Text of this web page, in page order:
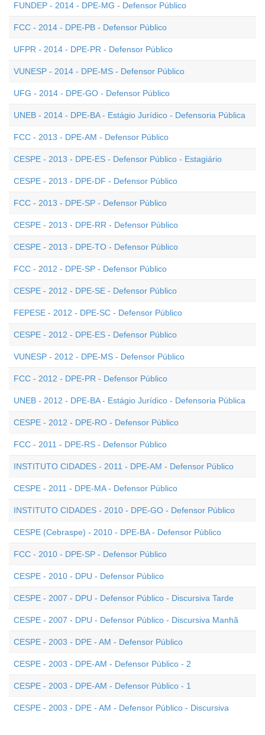
FUNDEP - 2014 - DPE-MG - Defensor Público
FCC - 2014 - DPE-PB - Defensor Público
UFPR - 2014 - DPE-PR - Defensor Público
VUNESP - 2014 - DPE-MS - Defensor Público
UFG - 2014 - DPE-GO - Defensor Público
UNEB - 2014 - DPE-BA - Estágio Jurídico - Defensoria Pública
FCC - 2013 - DPE-AM - Defensor Público
CESPE - 2013 - DPE-ES - Defensor Público - Estagiário
CESPE - 2013 - DPE-DF - Defensor Público
FCC - 2013 - DPE-SP - Defensor Público
CESPE - 2013 - DPE-RR - Defensor Público
CESPE - 2013 - DPE-TO - Defensor Público
FCC - 2012 - DPE-SP - Defensor Público
CESPE - 2012 - DPE-SE - Defensor Público
FEPESE - 2012 - DPE-SC - Defensor Público
CESPE - 2012 - DPE-ES - Defensor Público
VUNESP - 2012 - DPE-MS - Defensor Público
FCC - 2012 - DPE-PR - Defensor Público
UNEB - 2012 - DPE-BA - Estágio Jurídico - Defensoria Pública
CESPE - 2012 - DPE-RO - Defensor Público
FCC - 2011 - DPE-RS - Defensor Público
INSTITUTO CIDADES - 2011 - DPE-AM - Defensor Público
CESPE - 2011 - DPE-MA - Defensor Público
INSTITUTO CIDADES - 2010 - DPE-GO - Defensor Público
CESPE (Cebraspe) - 2010 - DPE-BA - Defensor Público
FCC - 2010 - DPE-SP - Defensor Público
CESPE - 2010 - DPU - Defensor Público
CESPE - 2007 - DPU - Defensor Público - Discursiva Tarde
CESPE - 2007 - DPU - Defensor Público - Discursiva Manhã
CESPE - 2003 - DPE - AM - Defensor Público
CESPE - 2003 - DPE-AM - Defensor Público - 2
CESPE - 2003 - DPE-AM - Defensor Público - 1
CESPE - 2003 - DPE - AM - Defensor Público - Discursiva